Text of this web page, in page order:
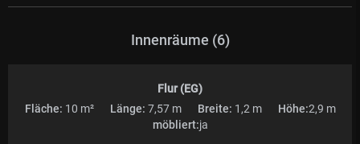
Innenräume (6)
Flur (EG)
Fläche: 10 m² Länge: 7,57 m Breite: 1,2 m Höhe:2,9 m
möbliert:ja